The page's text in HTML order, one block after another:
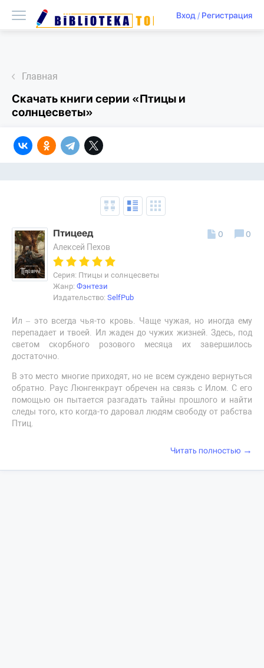
Вход/ Регистрация
Главная
Скачать книги серии «Птицы и
солнцесветы»
Птицеед
Алексей Пехов
Серия: Птицы и солнцесветы
Жанр: Фэнтези
Издательство: SelfPub
Ил – это всегда чья-то кровь. Чаще чужая, но иногда ему
перепадает и твоей. Ил жаден до чужих жизней. Здесь, под
светом скорбного розового месяца их завершилось
достаточно.
В это место многие приходят, но не всем суждено вернуться
обратно. Раус Люнгенкраут обречен на связь с Илом. С его
помощью он пытается разгадать тайны прошлого и найти
следы того, кто когда-то даровал людям свободу от рабства
Птиц.
0 0
Читать полностью →